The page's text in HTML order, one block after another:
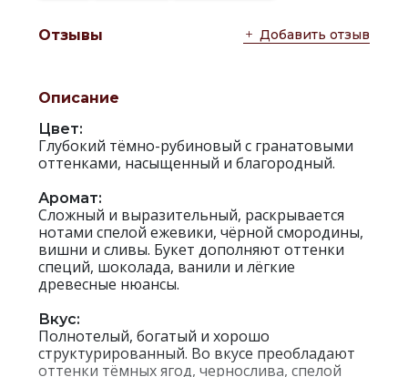
Отзывы Добавить отзыв
Описание
Цвет:
Глубокий тёмно-рубиновый с гранатовыми
оттенками, насыщенный и благородный.
Аромат:
Сложный и выразительный, раскрывается
нотами спелой ежевики, чёрной смородины,
вишни и сливы. Букет дополняют оттенки
специй, шоколада, ванили и лёгкие
древесные нюансы.
Вкус:
Полнотелый, богатый и хорошо
структурированный. Во вкусе преобладают
оттенки тёмных ягод, чернослива, спелой